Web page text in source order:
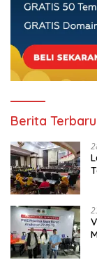
Berita Terbaru